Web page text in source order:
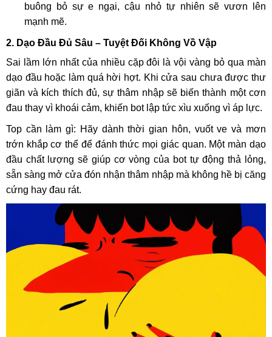
buông bỏ sự e ngại, cậu nhỏ tự nhiên sẽ vươn lên
mạnh mẽ.
2. Dạo Đầu Đủ Sâu – Tuyệt Đối Không Vồ Vập
Sai lầm lớn nhất của nhiều cặp đôi là vội vàng bỏ qua màn
dạo đầu hoặc làm quá hời hợt. Khi cửa sau chưa được thư
giãn và kích thích đủ, sự thâm nhập sẽ biến thành một cơn
đau thay vì khoái cảm, khiến bot lập tức xìu xuống vì áp lực.
Top cần làm gì: Hãy dành thời gian hôn, vuốt ve và mơn
trớn khắp cơ thể để đánh thức mọi giác quan. Một màn dạo
đầu chất lượng sẽ giúp cơ vòng của bot tự động thả lỏng,
sẵn sàng mở cửa đón nhận thâm nhập mà không hề bị căng
cứng hay đau rát.